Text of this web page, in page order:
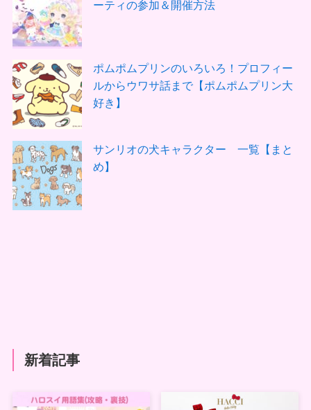
ーティの参加＆開催方法
ポムポムプリンのいろいろ！プロフィー
ルからウワサ話まで【ポムポムプリン大
好き】
サンリオの犬キャラクター 一覧【まと
め】
新着記事